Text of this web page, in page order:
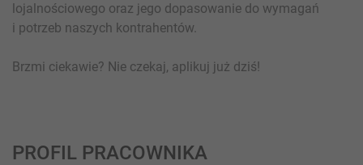
lojalnościowego oraz jego dopasowanie do wymagań
i potrzeb naszych kontrahentów.
Brzmi ciekawie? Nie czekaj, aplikuj już dziś!
PROFIL PRACOWNIKA